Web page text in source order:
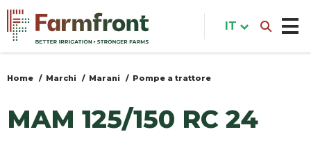
Salta
contenuto
principale
Tu
qui
Home Marchi Marani Pompe a trattore
MAM 125/150 RC 24
IT